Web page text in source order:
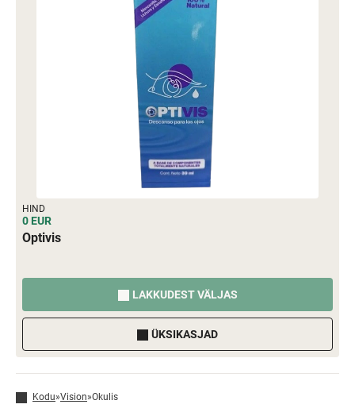
HIND
0 EUR
Optivis
LAKKUDEST VÄLJAS
ÜKSIKASJAD
Kodu»Vision»Okulis